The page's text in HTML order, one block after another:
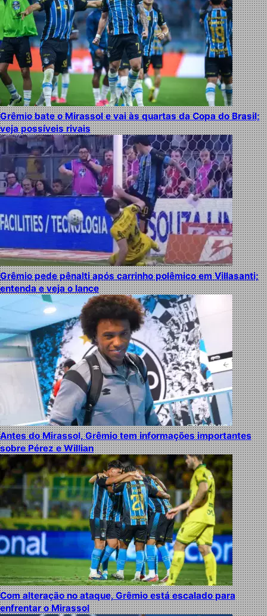
Grêmio bate o Mirassol e vai às quartas da Copa do Brasil;
veja possíveis rivais
Grêmio pede pênalti após carrinho polêmico em Villasanti;
entenda e veja o lance
Antes do Mirassol, Grêmio tem informações importantes
sobre Pérez e Willian
Com alteração no ataque, Grêmio está escalado para
enfrentar o Mirassol